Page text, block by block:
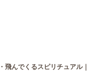
飛んでくるスピリチュアル｜